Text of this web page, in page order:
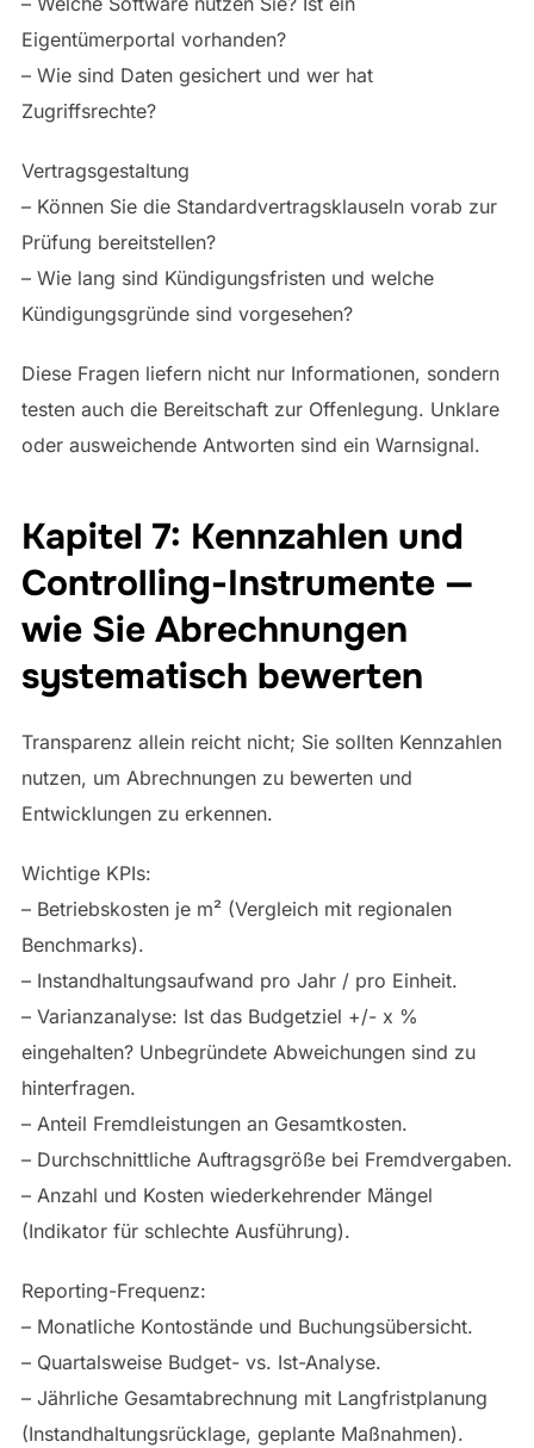
Eigentümerportal vorhanden?
– Wie sind Daten gesichert und wer hat
Zugriffsrechte?
Vertragsgestaltung
– Können Sie die Standardvertragsklauseln vorab zur
Prüfung bereitstellen?
– Wie lang sind Kündigungsfristen und welche
Kündigungsgründe sind vorgesehen?
Diese Fragen liefern nicht nur Informationen, sondern
testen auch die Bereitschaft zur Offenlegung. Unklare
oder ausweichende Antworten sind ein Warnsignal.
Kapitel 7: Kennzahlen und
Controlling-Instrumente —
wie Sie Abrechnungen
systematisch bewerten
Transparenz allein reicht nicht; Sie sollten Kennzahlen
nutzen, um Abrechnungen zu bewerten und
Entwicklungen zu erkennen.
Wichtige KPIs:
– Betriebskosten je m² (Vergleich mit regionalen
Benchmarks).
– Instandhaltungsaufwand pro Jahr / pro Einheit.
– Varianzanalyse: Ist das Budgetziel +/- x %
eingehalten? Unbegründete Abweichungen sind zu
hinterfragen.
– Anteil Fremdleistungen an Gesamtkosten.
– Durchschnittliche Auftragsgröße bei Fremdvergaben.
– Anzahl und Kosten wiederkehrender Mängel
(Indikator für schlechte Ausführung).
Reporting-Frequenz:
– Monatliche Kontostände und Buchungsübersicht.
– Quartalsweise Budget- vs. Ist-Analyse.
– Jährliche Gesamtabrechnung mit Langfristplanung
(Instandhaltungsrücklage, geplante Maßnahmen).